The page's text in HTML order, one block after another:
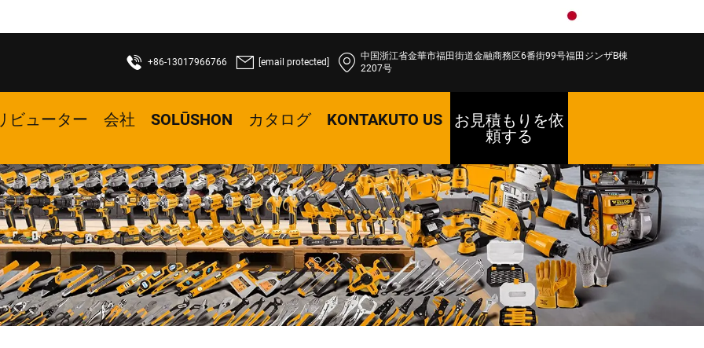
+86-13017966766 [email protected]
中国浙江省金華市福田街道金融商務区6番街99号福田ジンザB棟
2207号
ビューター 会社 SOLŪSHON カタログ KONTAKUTO US
お見積もりを依
頼する